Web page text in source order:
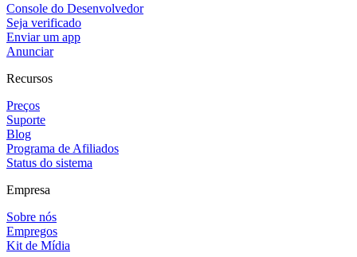
Console do Desenvolvedor
Seja verificado
Enviar um app
Anunciar
Recursos
Preços
Suporte
Blog
Programa de Afiliados
Status do sistema
Empresa
Sobre nós
Empregos
Kit de Mídia